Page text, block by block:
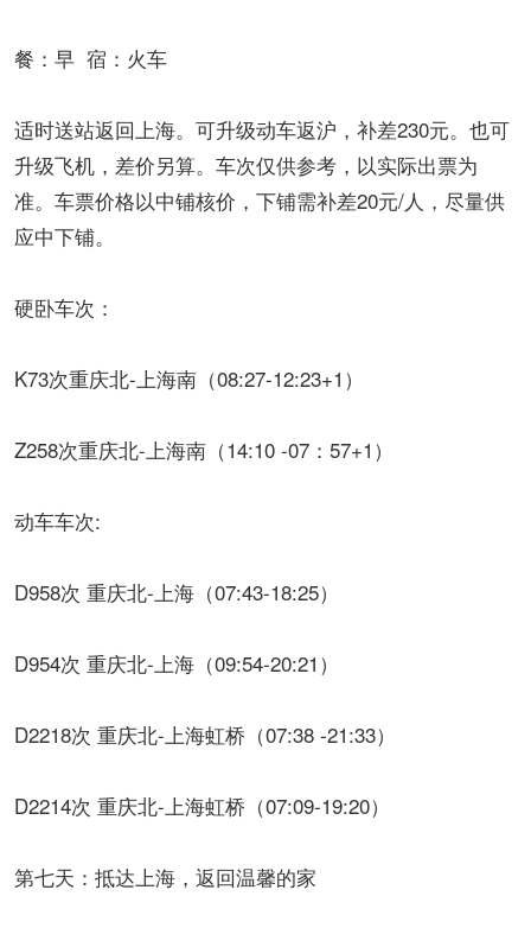
餐：早 宿：火车
适时送站返回上海。可升级动车返沪，补差230元。也可
升级飞机，差价另算。车次仅供参考，以实际出票为
准。车票价格以中铺核价，下铺需补差20元/人，尽量供
应中下铺。
硬卧车次：
K73次重庆北-上海南（08:27-12:23+1）
Z258次重庆北-上海南（14:10 -07：57+1）
动车车次:
D958次 重庆北-上海（07:43-18:25）
D954次 重庆北-上海（09:54-20:21）
D2218次 重庆北-上海虹桥（07:38 -21:33）
D2214次 重庆北-上海虹桥（07:09-19:20）
第七天：抵达上海，返回温馨的家